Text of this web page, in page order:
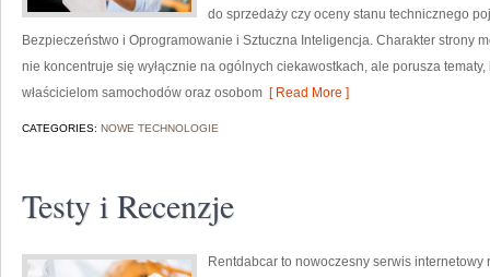
do sprzedaży czy oceny stanu technicznego
Bezpieczeństwo i Oprogramowanie i Sztuczna Inteligencja. Charakter strony
nie koncentruje się wyłącznie na ogólnych ciekawostkach, ale porusza
właścicielom samochodów oraz osobom [ Read More ]
CATEGORIES: NOWE TECHNOLOGIE
Testy i Recenzje
Rentdabcar to nowoczesny serwis